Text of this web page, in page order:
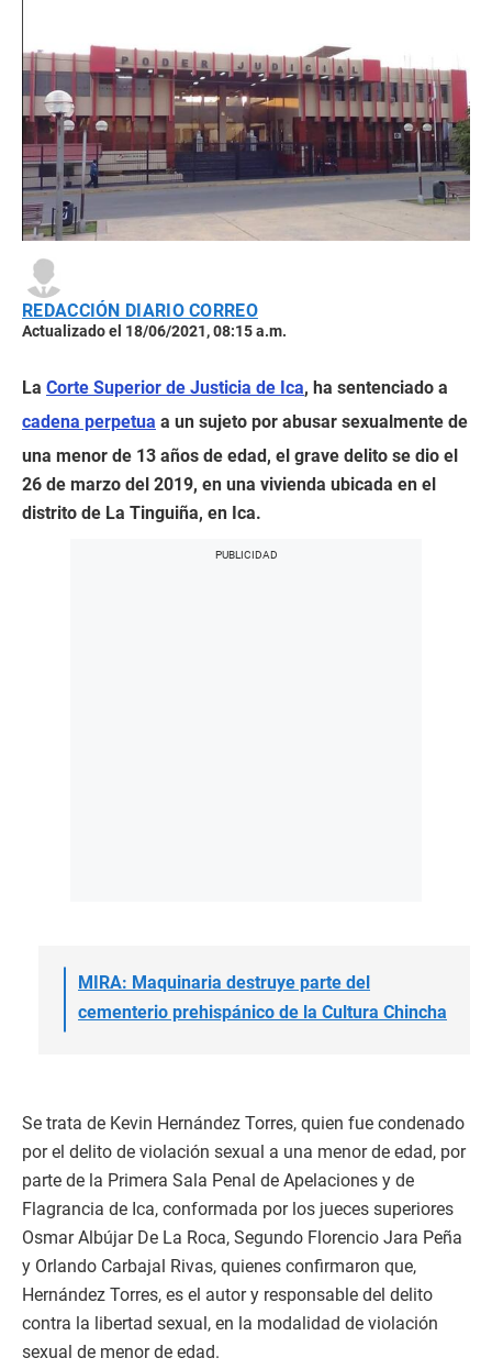
REDACCIÓN DIARIO CORREO
Actualizado el 18/06/2021, 08:15 a.m.
La Corte Superior de Justicia de Ica, ha sentenciado a
cadena perpetua a un sujeto por abusar sexualmente de
una menor de 13 años de edad, el grave delito se dio el
26 de marzo del 2019, en una vivienda ubicada en el
distrito de La Tinguiña, en Ica.
MIRA: Maquinaria destruye parte del
cementerio prehispánico de la Cultura Chincha
Se trata de Kevin Hernández Torres, quien fue condenado
por el delito de violación sexual a una menor de edad, por
parte de la Primera Sala Penal de Apelaciones y de
Flagrancia de Ica, conformada por los jueces superiores
Osmar Albújar De La Roca, Segundo Florencio Jara Peña
y Orlando Carbajal Rivas, quienes confirmaron que,
Hernández Torres, es el autor y responsable del delito
contra la libertad sexual, en la modalidad de violación
sexual de menor de edad.